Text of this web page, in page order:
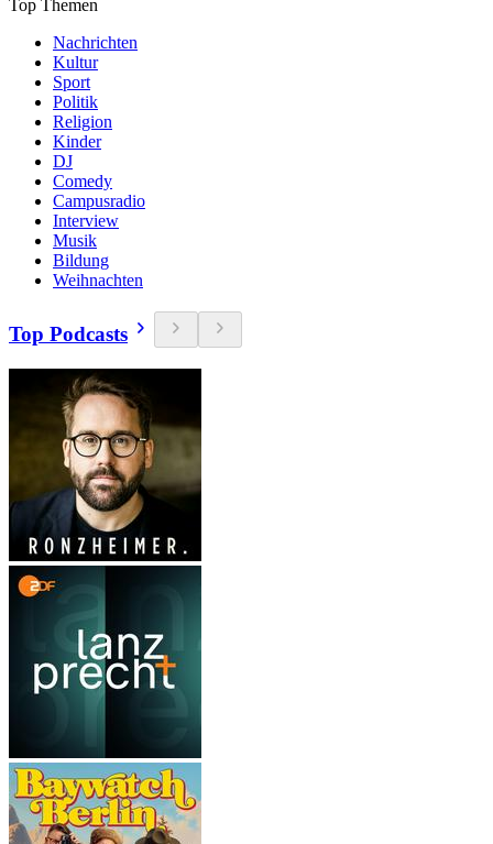
Top Themen
Nachrichten
Kultur
Sport
Politik
Religion
Kinder
DJ
Comedy
Campusradio
Interview
Musik
Bildung
Weihnachten
Top Podcasts